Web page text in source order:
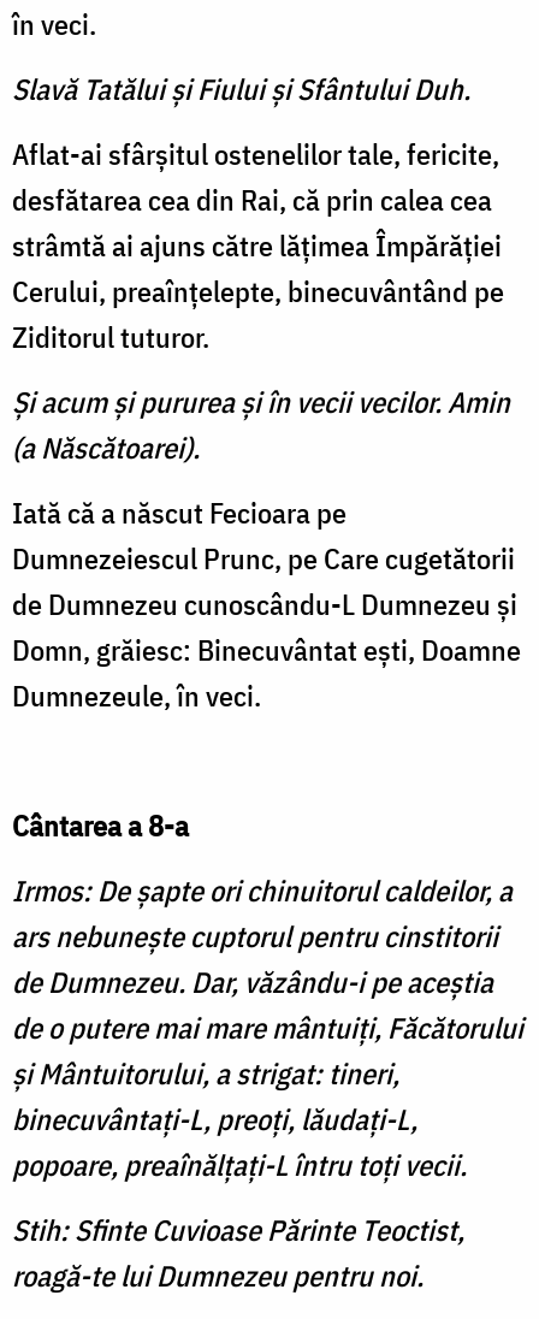
în veci.
Slavă Tatălui şi Fiului şi Sfântului Duh.
Aflat-ai sfârşitul ostenelilor tale, fericite,
desfătarea cea din Rai, că prin calea cea
strâmtă ai ajuns către lăţimea Împărăţiei
Cerului, preaînţelepte, binecuvântând pe
Ziditorul tuturor.
Şi acum şi pururea şi în vecii vecilor. Amin
(a Născătoarei).
Iată că a născut Fecioara pe
Dumnezeiescul Prunc, pe Care cugetătorii
de Dumnezeu cunoscându-L Dumnezeu şi
Domn, grăiesc: Binecuvântat eşti, Doamne
Dumnezeule, în veci.
Cântarea a 8-a
Irmos: De şapte ori chinuitorul caldeilor, a
ars nebuneşte cuptorul pentru cinstitorii
de Dumnezeu. Dar, văzându-i pe aceştia
de o putere mai mare mântuiţi, Făcătorului
şi Mântuitorului, a strigat: tineri,
binecuvântaţi-L, preoţi, lăudaţi-L,
popoare, preaînălţaţi-L întru toţi vecii.
Stih: Sfinte Cuvioase Părinte Teoctist,
roagă-te lui Dumnezeu pentru noi.